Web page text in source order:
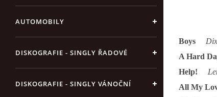
AUTOMOBILY
DISKOGRAFIE - SINGLY ŘADOVÉ
DISKOGRAFIE - SINGLY VÁNOČNÍ
Boys
A Hard
Help!
All My